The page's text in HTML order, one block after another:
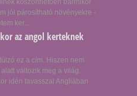
köszönhetően bármikor
jól párosítható növényekre -
ker...
az angol kerteknek
ez a cím. Hiszen nem
változik meg a világ.
idén tavasszal Angliában